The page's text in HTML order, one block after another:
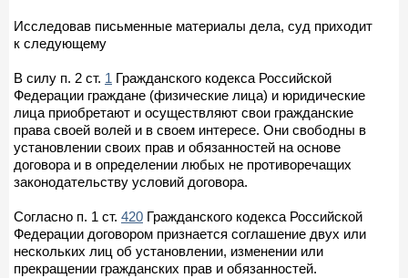
Исследовав письменные материалы дела, суд приходит
к следующему
В силу п. 2 ст. 1 Гражданского кодекса Российской
Федерации граждане (физические лица) и юридические
лица приобретают и осуществляют свои гражданские
права своей волей и в своем интересе. Они свободны в
установлении своих прав и обязанностей на основе
договора и в определении любых не противоречащих
законодательству условий договора.
Согласно п. 1 ст. 420 Гражданского кодекса Российской
Федерации договором признается соглашение двух или
нескольких лиц об установлении, изменении или
прекращении гражданских прав и обязанностей.